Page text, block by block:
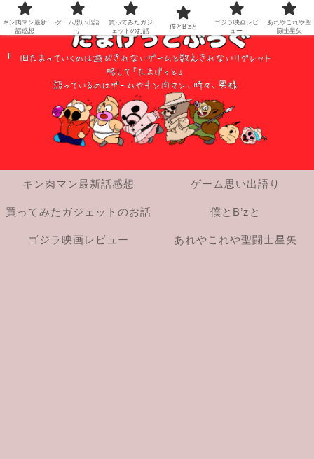
キン肉マン最新話感想 ゲーム思い出語り
買ってみたガジェットのお話 僕とB’zと
ゴジラ映画レビュー あれやこれや聖闘士星矢
キン肉マン最新
話感想
ゲーム思い出語
り
買ってみたガジ
ェットのお話
僕とB’zと
ゴジラ映画レビ
ュー
あれやこれや聖
闘士星矢